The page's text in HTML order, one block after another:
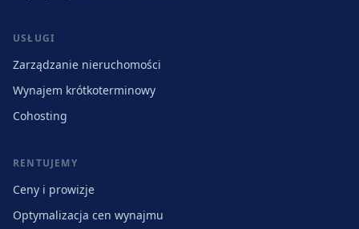
USŁUGI
Zarządzanie nieruchomości
Wynajem krótkoterminowy
Cohosting
RENTUJEMY
Ceny i prowizje
Optymalizacja cen wynajmu